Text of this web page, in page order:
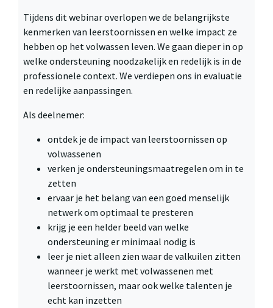
Tijdens dit webinar overlopen we de belangrijkste
kenmerken van leerstoornissen en welke impact ze
hebben op het volwassen leven. We gaan dieper in op
welke ondersteuning noodzakelijk en redelijk is in de
professionele context. We verdiepen ons in evaluatie
en redelijke aanpassingen.
Als deelnemer:
ontdek je de impact van leerstoornissen op
volwassenen
verken je ondersteuningsmaatregelen om in te
zetten
ervaar je het belang van een goed menselijk
netwerk om optimaal te presteren
krijg je een helder beeld van welke
ondersteuning er minimaal nodig is
leer je niet alleen zien waar de valkuilen zitten
wanneer je werkt met volwassenen met
leerstoornissen, maar ook welke talenten je
echt kan inzetten